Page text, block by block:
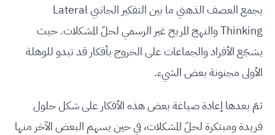
يجمع العصف الذهني ما بين التفكير الجانبي Lateral
Thinking والنهج المريح غير الرسمي لحلّ المشكلات. حيث
يشجّع الأفراد والجماعات على الخروج بأفكار قد تبدو للوهلة
الأولى مجنونة بعض الشيء.
ثمّ بعدها إعادة صياغة بعض هذه الأفكار على شكل حلول
فريدة ومبتكرة لحلّ المشكلات، في حين يسهم البعض الآخر منها